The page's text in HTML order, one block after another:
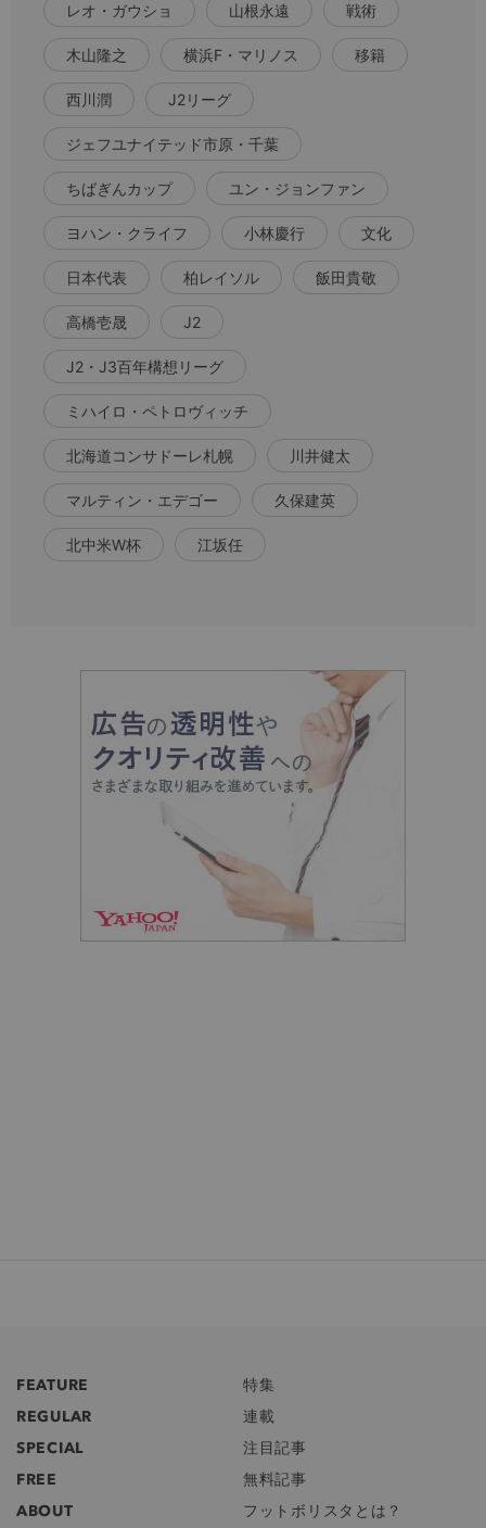
レオ・ガウショ 山根永遠 戦術
木山隆之 横浜F・マリノス 移籍
西川潤 J2リーグ
ジェフユナイテッド市原・千葉
ちばぎんカップ ユン・ジョンファン
ヨハン・クライフ 小林慶行 文化
日本代表 柏レイソル 飯田貴敬
高橋壱晟 J2
J2・J3百年構想リーグ
ミハイロ・ペトロヴィッチ
北海道コンサドーレ札幌 川井健太
マルティン・エデゴー 久保建英
北中米W杯 江坂任
FEATURE
特集
REGULAR
連載
SPECIAL
注目記事
FREE
無料記事
ABOUT
フットボリスタとは？